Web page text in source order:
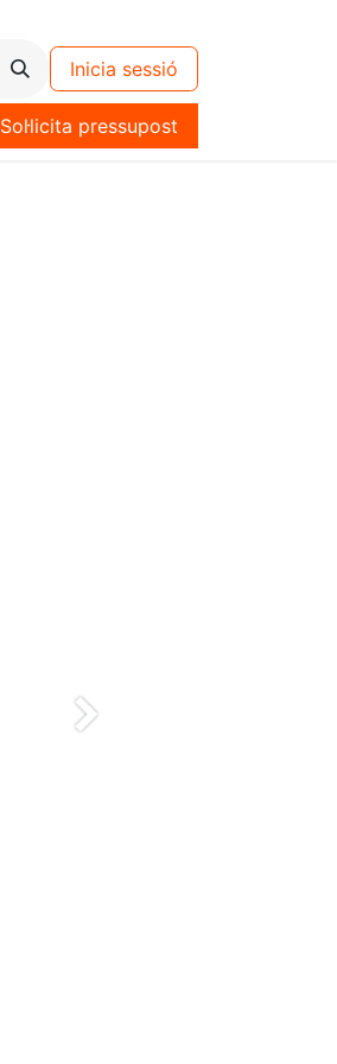
Inicia sessió
Sol·licita pressupost
Siguiente